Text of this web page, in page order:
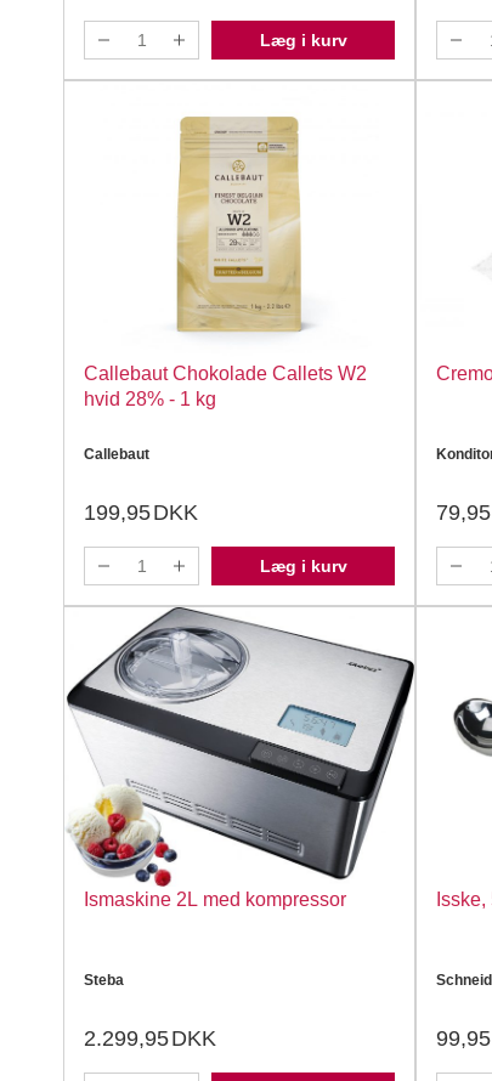
Læg i kurv
Callebaut Chokolade Callets W2
hvid 28% - 1 kg
Callebaut
199,95DKK
Læg i kurv
79,95
Ismaskine 2L med kompressor
Steba
2.299,95DKK 99,95